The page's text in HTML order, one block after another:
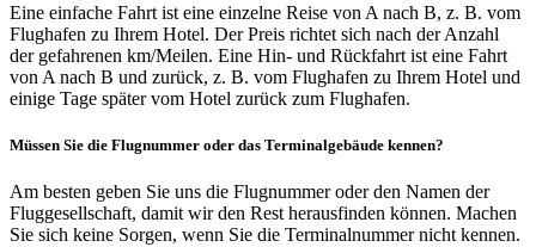
Eine einfache Fahrt ist eine einzelne Reise von A nach B, z. B. vom
Flughafen zu Ihrem Hotel. Der Preis richtet sich nach der Anzahl
der gefahrenen km/Meilen. Eine Hin- und Rückfahrt ist eine Fahrt
von A nach B und zurück, z. B. vom Flughafen zu Ihrem Hotel und
einige Tage später vom Hotel zurück zum Flughafen.
Müssen Sie die Flugnummer oder das Terminalgebäude kennen?
Am besten geben Sie uns die Flugnummer oder den Namen der
Fluggesellschaft, damit wir den Rest herausfinden können. Machen
Sie sich keine Sorgen, wenn Sie die Terminalnummer nicht kennen.